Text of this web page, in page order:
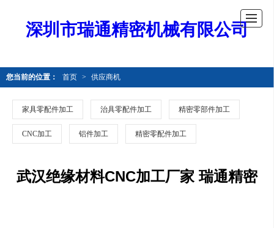
深圳市瑞通精密机械有限公司
您当前的位置： 首页 > 供应商机
家具零配件加工 治具零配件加工 精密零部件加工
CNC加工 铝件加工 精密零配件加工
武汉绝缘材料CNC加工厂家 瑞通精密